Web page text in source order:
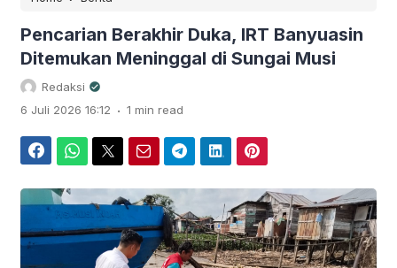
Pencarian Berakhir Duka, IRT Banyuasin
Ditemukan Meninggal di Sungai Musi
Redaksi
6 Juli 2026 16:12 . 1 min read